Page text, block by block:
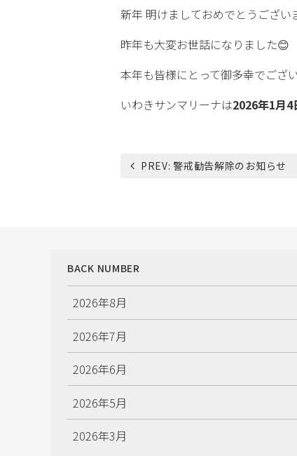
新年 明けましておめでとうござい
昨年も大変お世話になりました😊
本年も皆様にとって御多幸でござ
いわきサンマリーナは2026年1月4
投
シ
ン
PREV: 警戒勧告解除のお知らせ
BACK NUMBER
2026年8月
2026年7月
2026年6月
2026年5月
2026年3月